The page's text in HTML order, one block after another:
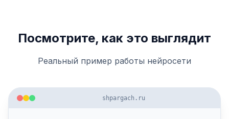
Посмотрите, как это выглядит
Реальный пример работы нейросети
shpargach.ru